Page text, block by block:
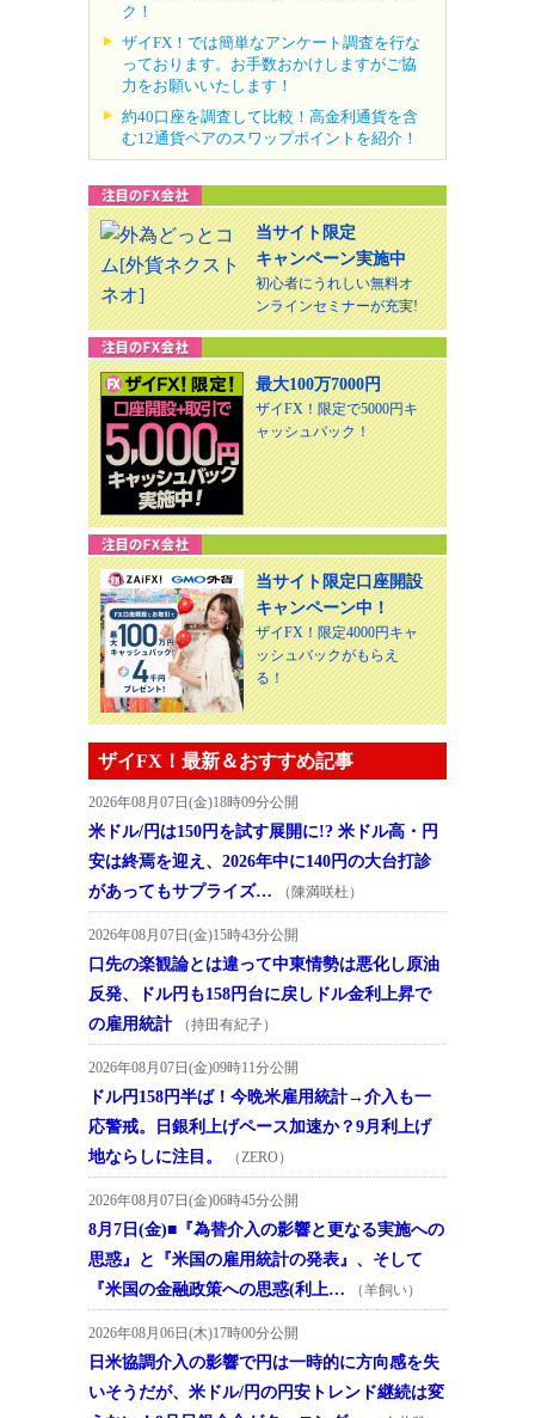
ク！
ザイFX！では簡単なアンケート調査を行な
っております。お手数おかけしますがご協
力をお願いいたします！
約40口座を調査して比較！高金利通貨を含
む12通貨ペアのスワップポイントを紹介！
当サイト限定
キャンペーン実施中
初心者にうれしい無料オ
ンラインセミナーが充実!
最大100万7000円
ザイFX！限定で5000円キ
ャッシュバック！
当サイト限定口座開設
キャンペーン中！
ザイFX！限定4000円キャ
ッシュバックがもらえ
る！
ザイFX！最新＆おすすめ記事
2026年08月07日(金)18時09分公開
米ドル/円は150円を試す展開に!? 米ドル高・円
安は終焉を迎え、2026年中に140円の大台打診
があってもサプライズ…
（陳満咲杜）
2026年08月07日(金)15時43分公開
口先の楽観論とは違って中東情勢は悪化し原油
反発、ドル円も158円台に戻しドル金利上昇で
の雇用統計
（持田有紀子）
2026年08月07日(金)09時11分公開
ドル円158円半ば！今晩米雇用統計→介入も一
応警戒。日銀利上げペース加速か？9月利上げ
地ならしに注目。
（ZERO）
2026年08月07日(金)06時45分公開
8月7日(金)■『為替介入の影響と更なる実施への
思惑』と『米国の雇用統計の発表』、そして
『米国の金融政策への思惑(利上…
（羊飼い）
2026年08月06日(木)17時00分公開
日米協調介入の影響で円は一時的に方向感を失
いそうだが、米ドル/円の円安トレンド継続は変